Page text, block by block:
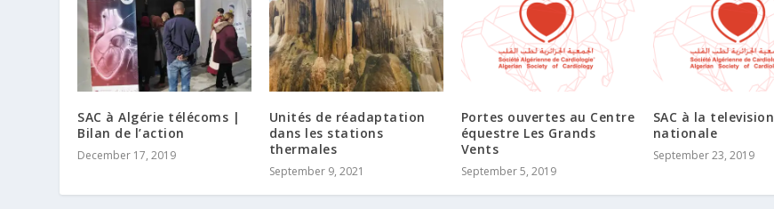
SAC à Algérie télécoms |
Bilan de l’action
December 17, 2019
Unités de réadaptation
dans les stations
thermales
September 9, 2021
Portes ouvertes au Centre
équestre Les Grands
Vents
September 5, 2019
SAC à la television
nationale
September 23, 2019